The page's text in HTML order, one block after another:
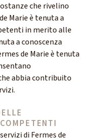
che rivelino
Marie è tenuta a
in merito alle
a conoscenza
de Marie è tenuta
abbia contribuito
di Fermes de